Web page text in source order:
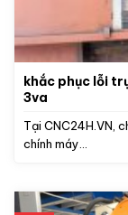
khắc phục lỗi
3va
Tại CNC24H.VN,
chính máy...